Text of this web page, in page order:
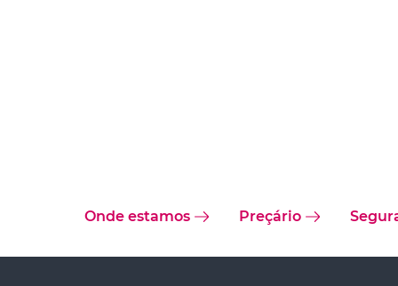
Onde estamos Preçário